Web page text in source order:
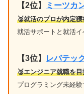
【2位】 ミーツカ
🥈就活のプロが内定
就活サポートと就活
【3位】 レバテッ
🥉エンジニア就職を
プログラミング未経